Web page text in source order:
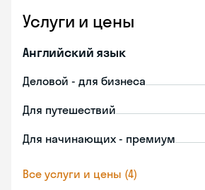
Услуги и цены
Английский язык
Деловой - для бизнеса
Для путешествий
Для начинающих - премиум
Все услуги и цены (4)